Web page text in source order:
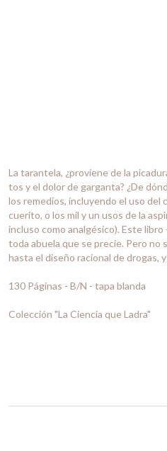
La tarantela, ¿proviene de la
tos y el dolor de garganta? ¿De
los remedios, incluyendo el uso del
cuerito, o los mil y un usos de la
incluso como analgésico). Este
toda abuela que se precie. Pero no
hasta el diseño racional de drogas,
130 Páginas - B/N - tapa blanda
Colección "La Ciencia que Ladra"